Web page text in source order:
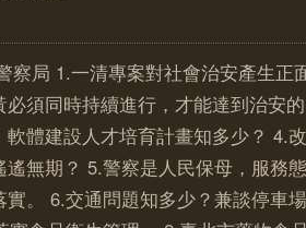
察局 1.一清專案對社會治安產生正
必須同時持續進行，才能達到治安
軟體建設人才培育計畫知多少？ 4.
遙無期？ 5.警察是人民保母，服務
實。 6.交通問題知多少？兼談停車